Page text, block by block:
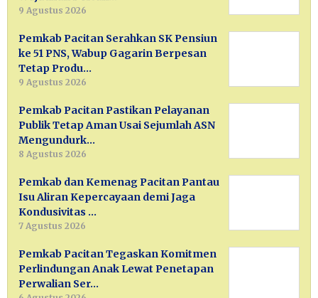
9 Agustus 2026
Pemkab Pacitan Serahkan SK Pensiun
ke 51 PNS, Wabup Gagarin Berpesan
Tetap Produ…
9 Agustus 2026
Pemkab Pacitan Pastikan Pelayanan
Publik Tetap Aman Usai Sejumlah ASN
Mengundurk…
8 Agustus 2026
Pemkab dan Kemenag Pacitan Pantau
Isu Aliran Kepercayaan demi Jaga
Kondusivitas …
7 Agustus 2026
Pemkab Pacitan Tegaskan Komitmen
Perlindungan Anak Lewat Penetapan
Perwalian Ser…